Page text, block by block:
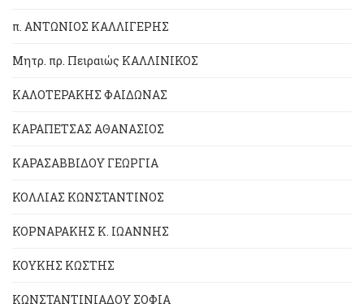
π. ΑΝΤΩΝΙΟΣ ΚΑΛΛΙΓΕΡΗΣ
Μητρ. πρ. Πειραιώς ΚΑΛΛΙΝΙΚΟΣ
ΚΑΛΟΤΕΡΑΚΗΣ ΦΑΙΔΩΝΑΣ
ΚΑΡΑΠΕΤΣΑΣ ΑΘΑΝΑΣΙΟΣ
ΚΑΡΑΣΑΒΒΙΔΟΥ ΓΕΩΡΓΙΑ
ΚΟΛΛΙΑΣ ΚΩΝΣΤΑΝΤΙΝΟΣ
ΚΟΡΝΑΡΑΚΗΣ Κ. ΙΩΑΝΝΗΣ
ΚΟΥΚΗΣ ΚΩΣΤΗΣ
ΚΩΝΣΤΑΝΤΙΝΙΑΔΟΥ ΣΟΦΙΑ